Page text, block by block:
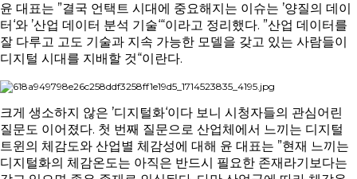
윤 대표는 ”결국 언택트 시대에 중요해지는 이슈는 ’양질의 데이
터‘와 ’산업 데이터 분석 기술‘“이라고 정리했다. ”산업 데이터를
잘 다루고 고도 기술과 지속 가능한 모델을 갖고 있는 사람들이
디지털 시대를 지배할 것“이란다.
크게 생소하지 않은 ’디지털화‘이다 보니 시청자들의 관심어린
질문도 이어졌다. 첫 번째 질문으로 산업체에서 느끼는 디지털
트윈의 체감도와 산업별 체감성에 대해 윤 대표는 ”현재 느끼는
디지털화의 체감온도는 아직은 반드시 필요한 존재라기보다는